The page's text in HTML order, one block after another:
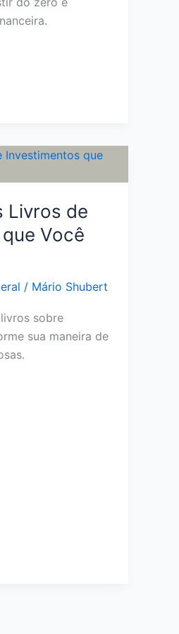
Livros de
Você
/ Mário Shubert
sobre
sua maneira de